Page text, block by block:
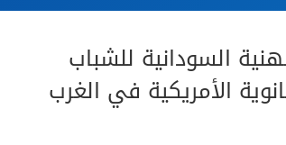
السودانية للشباب
الأمريكية في الغرب